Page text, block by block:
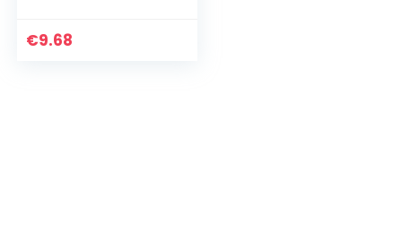
foutloos voor 3175
€9.68